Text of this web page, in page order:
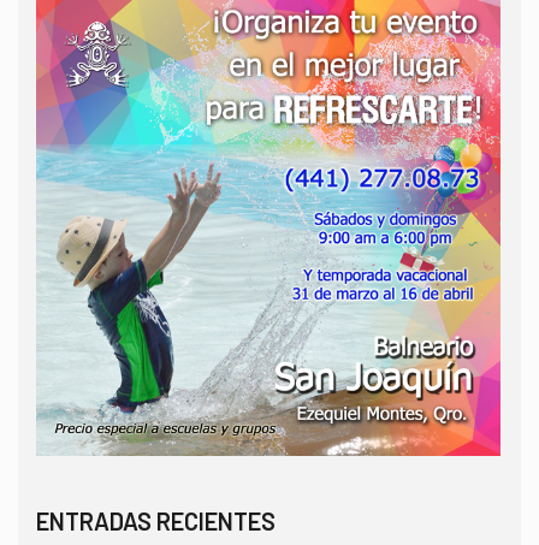
ENTRADAS RECIENTES